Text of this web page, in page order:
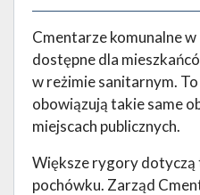
Cmentarze komunalne
dostępne dla
w reżimie sanitarnym.
obowiązują takie same
miejscach publicznych.
Większe rygory dotyczą
pochówku. Zarząd